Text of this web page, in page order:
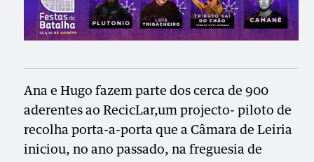
Ana e Hugo fazem parte dos cerca de 900
aderentes ao RecicLar,um projecto- piloto de
recolha porta-a-porta que a Câmara de Leiria
iniciou, no ano passado, na freguesia de